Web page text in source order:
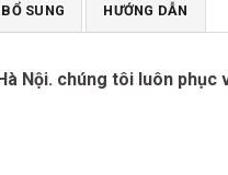
SUNG HƯỚNG DẪN
Nội. chúng tôi luôn